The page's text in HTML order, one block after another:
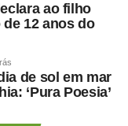
ao filho
12 anos do
de sol em mar
‘Pura Poesia’